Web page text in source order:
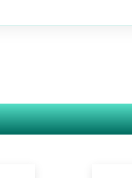
連する案件